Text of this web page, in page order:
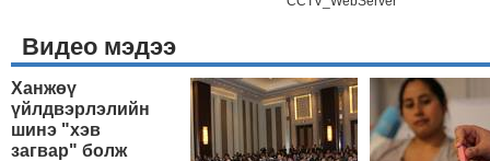
Видео мэдээ
Ханжөү
үйлдвэрлэлийн
шинэ "хэв
загвар" болж